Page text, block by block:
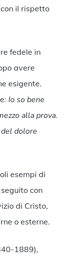
il rispetto
fedele in
avere
esigente.
: Io so bene
alla prova.
dolore
esempi di
con
di Cristo,
o esterne.
1889),